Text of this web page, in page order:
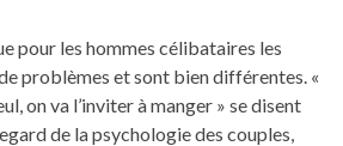
pour les hommes célibataires les
problèmes et sont bien différentes. «
on va l’inviter à manger » se disent
de la psychologie des couples,